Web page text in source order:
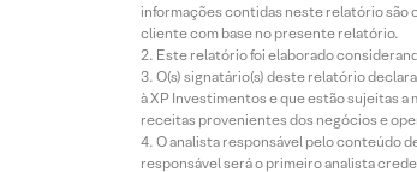
informações contidas neste relatório são
cliente com base no presente relatório.
Este relatório foi elaborado
O(s) signatário(s) deste relatório
à XP Investimentos e que estão sujeitas
receitas provenientes dos negócios e
O analista responsável pelo conteúdo
responsável será o primeiro analista